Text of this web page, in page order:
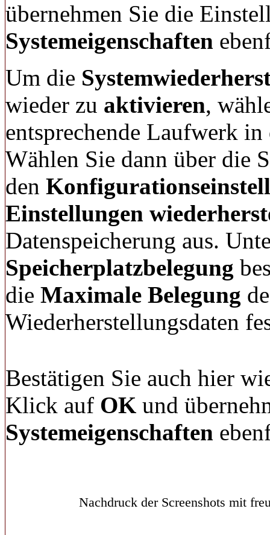
übernehmen Sie die
Systemeigenschaften
Um die
wieder zu aktivieren,
entsprechende Laufwerk in
Wählen Sie dann über die
den
Einstellungen
Datenspeicherung aus.
Speicherplatzbelegung
die Maximale Belegung
Wiederherstellungsdaten
Bestätigen Sie auch hier
Klick auf OK und
Systemeigenschaften
Nachdruck der Screenshots mit